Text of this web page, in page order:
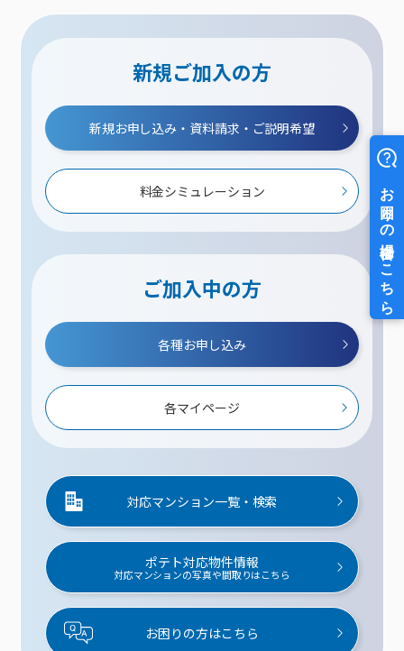
新規ご加入の方
新規お申し込み・資料請求・ご説明希望
料金シミュレーション
ご加入中の方
各種お申し込み
各マイページ
対応マンション一覧・検索
ポテト対応物件情報
対応マンションの写真や間取りはこちら
お困りの方はこちら